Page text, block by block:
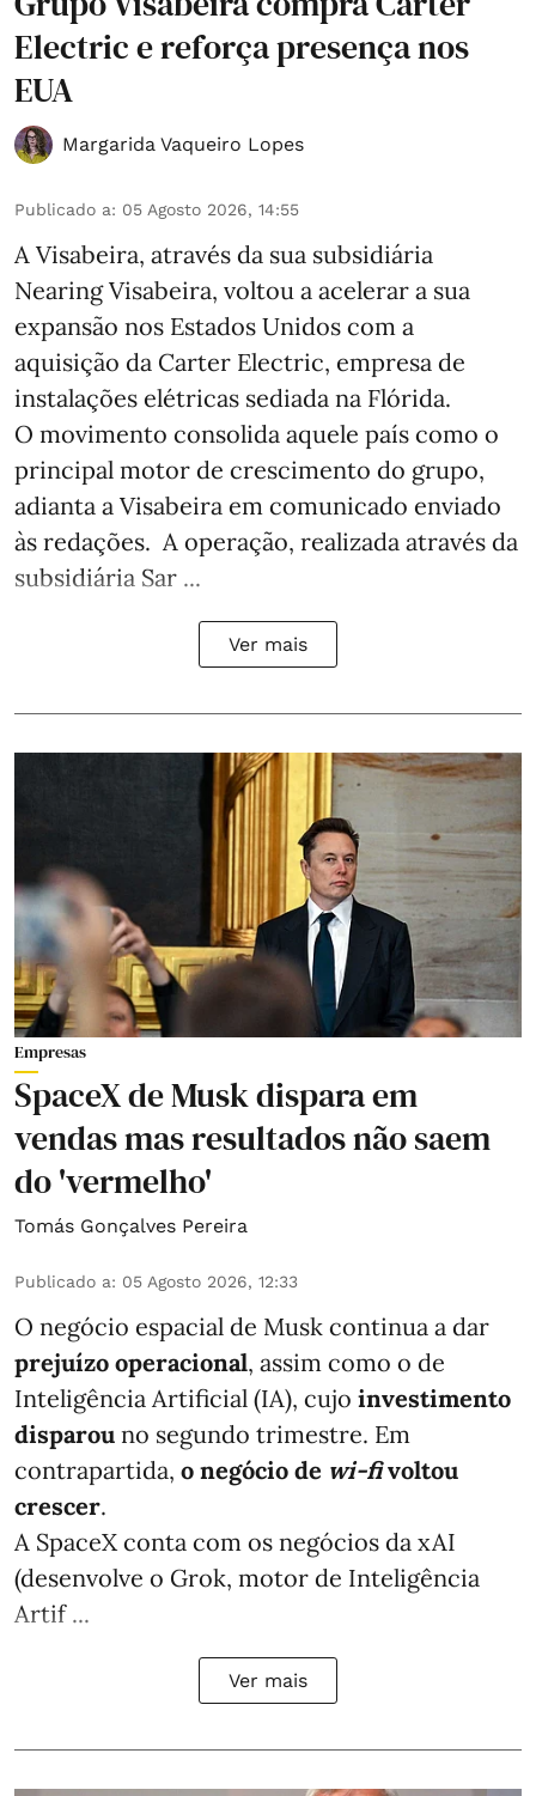
Electric e reforça presença nos
EUA
Margarida Vaqueiro Lopes
Publicado a: 05 Agosto 2026, 14:55
A Visabeira, através da sua subsidiária
Nearing Visabeira, voltou a acelerar a sua
expansão nos Estados Unidos com a
aquisição da Carter Electric, empresa de
instalações elétricas sediada na Flórida.
O movimento consolida aquele país como o
principal motor de crescimento do grupo,
adianta a Visabeira em comunicado enviado
às redações. A operação, realizada através da
subsidiária Sar ...
Ver mais
Empresas
SpaceX de Musk dispara em
vendas mas resultados não saem
do 'vermelho'
Tomás Gonçalves Pereira
Publicado a: 05 Agosto 2026, 12:33
O negócio espacial de Musk continua a dar
prejuízo operacional, assim como o de
Inteligência Artificial (IA), cujo investimento
disparou no segundo trimestre. Em
contrapartida, o negócio de wi-fivoltou
crescer.
A SpaceX conta com os negócios da xAI
(desenvolve o Grok, motor de Inteligência
Artif ...
Ver mais